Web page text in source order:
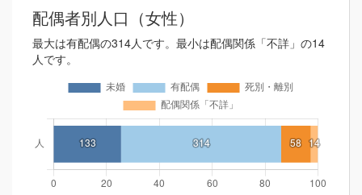
配偶者別人口（女性）
最大は有配偶の314人です。最小は配偶関係「不詳」の14
人です。